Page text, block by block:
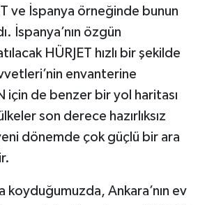
ve İspanya örneğinde bunun
İspanya’nın özgün
HÜRJET hızlı bir şekilde
envanterine
için de benzer bir yol haritası
son derece hazırlıksız
dönemde çok güçlü bir ara
koyduğumuzda, Ankara’nın ev